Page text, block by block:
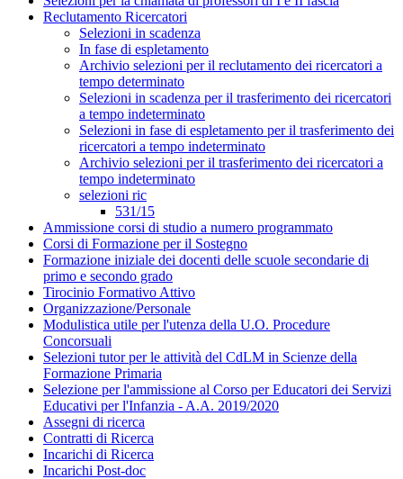
Reclutamento Ricercatori
Selezioni in scadenza
In fase di espletamento
Archivio selezioni per il reclutamento dei ricercatori a
tempo determinato
Selezioni in scadenza per il trasferimento dei ricercatori
a tempo indeterminato
Selezioni in fase di espletamento per il trasferimento dei
ricercatori a tempo indeterminato
Archivio selezioni per il trasferimento dei ricercatori a
tempo indeterminato
selezioni ric
531/15
Ammissione corsi di studio a numero programmato
Corsi di Formazione per il Sostegno
Formazione iniziale dei docenti delle scuole secondarie di
primo e secondo grado
Tirocinio Formativo Attivo
Organizzazione/Personale
Modulistica utile per l'utenza della U.O. Procedure
Concorsuali
Selezioni tutor per le attività del CdLM in Scienze della
Formazione Primaria
Selezione per l'ammissione al Corso per Educatori dei Servizi
Educativi per l'Infanzia - A.A. 2019/2020
Assegni di ricerca
Contratti di Ricerca
Incarichi di Ricerca
Incarichi Post-doc